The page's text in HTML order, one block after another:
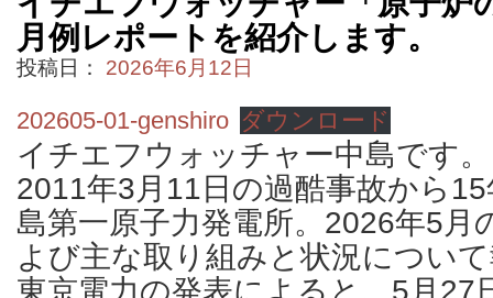
月例レポートを紹介します。
投稿日： 2026年6月12日
202605-01-genshiro ダウンロード
イチエフウォッチャー中島です。
2011年3月11日の過酷事故から
島第一原子力発電所。2026年5月
よび主な取り組みと状況につい
東京電力の発表によると、5月27